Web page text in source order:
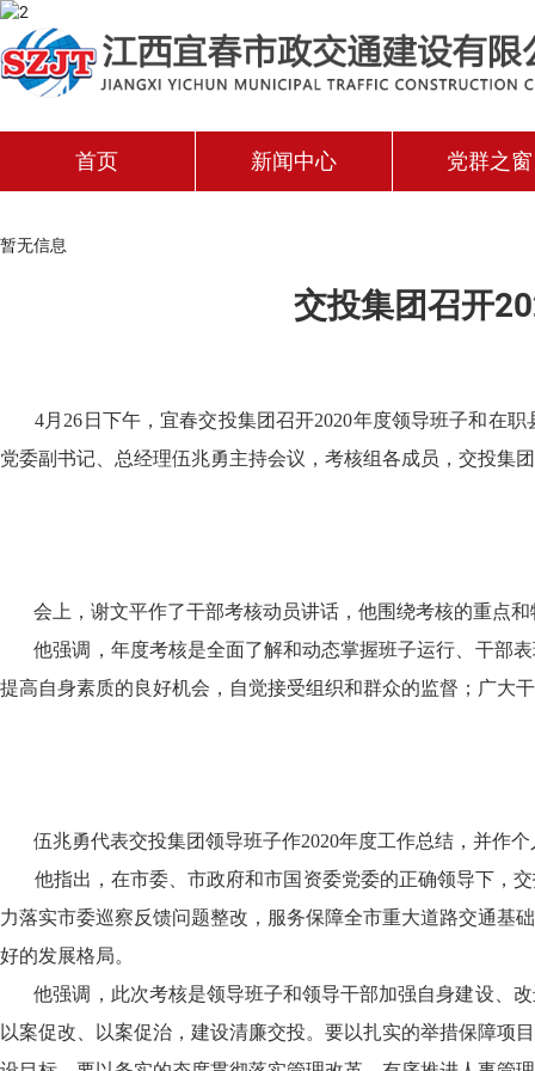
首页 新闻中心
媒体报道
党群之窗
团支
暂无信息
交投集团召开
4月 26 日下午，宜春交投集团召开2020年度领导班子和在职
党委副书记、总经理伍兆勇主持会议，考核组各成员，交投集
会上，谢文平作了干部考核动员讲话，他围绕考核的重点和
他强调，年度考核是全面了解和动态掌握班子运行、干部表
提高自身素质的良好机会，自觉接受组织和群众的监督；广大
伍兆勇代表交投集团领导班子作2020年度工作总结，并作
他指出，在市委、市政府和市国资委党委的正确领导下，
力落实市委巡察反馈问题整改，服务保障全市重大道路交通基
好的发展格局。
他强调，此次考核是领导班子和领导干部加强自身建设、改
以案促改、以案促治，建设清廉交投。要以扎实的举措保障项